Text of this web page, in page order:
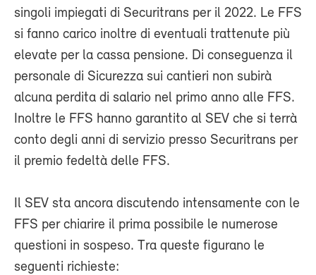
singoli impiegati di Securitrans per il 2022. Le FFS
si fanno carico inoltre di eventuali trattenute più
elevate per la cassa pensione. Di conseguenza il
personale di Sicurezza sui cantieri non subirà
alcuna perdita di salario nel primo anno alle FFS.
Inoltre le FFS hanno garantito al SEV che si terrà
conto degli anni di servizio presso Securitrans per
il premio fedeltà delle FFS.
Il SEV sta ancora discutendo intensamente con le
FFS per chiarire il prima possibile le numerose
questioni in sospeso. Tra queste figurano le
seguenti richieste: